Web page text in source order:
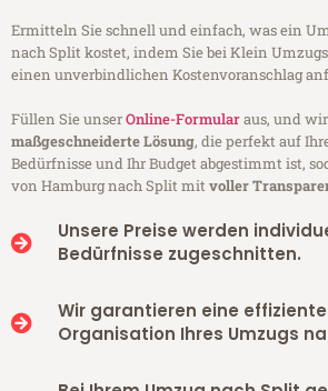
Ermitteln Sie schnell und einfach, was ein
nach Split kostet, indem Sie bei Klein
einen unverbindlichen Kostenvoranschlag
Füllen Sie unserOnline-Formularaus, und
maßgeschneiderte Lösung, die perfekt auf
Bedürfnisse und Ihr Budget abgestimmt ist,
von Hamburg nach Split mitvoller
Unsere Preise werden
Bedürfnisse zugeschnitten.
Wir garantieren eine
Organisation Ihres Umzugs